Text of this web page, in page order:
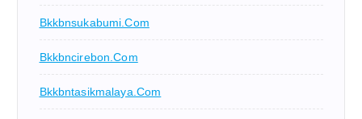
Bkkbnsukabumi.com
Bkkbncirebon.com
Bkkbntasikmalaya.com